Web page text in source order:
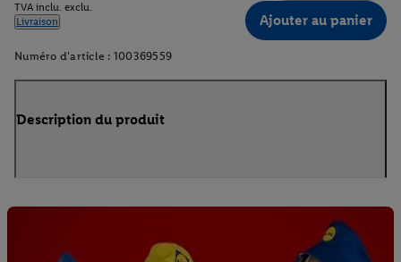
TVA inclu. exclu.
Livraison
Ajouter au panier
Numéro d'article : 100369559
Description du produit